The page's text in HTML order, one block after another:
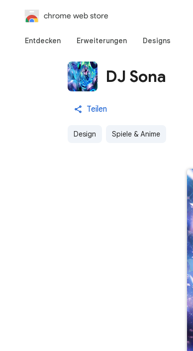
chrome web store
Entdecken Erweiterungen Designs
DJ Sona
Teilen
Design Spiele & Anime